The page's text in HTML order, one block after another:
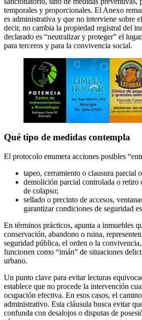
temporales y proporcionales. El Anexo
es administrativa y que no interviene sobre
decir, no cambia la propiedad registral del
declarado es “neutralizar y proteger” el
para terceros y para la convivencia social.
Qué tipo de medidas contempla
El protocolo enumera acciones posibles
tapeo, cerramiento o clausura parcial
demolición parcial controlada o retiro
de colapso;
sellado o precinto de accesos,
garantizar condiciones de seguridad
En términos prácticos, apunta a inmuebles
conservación, abandono o ruina,
seguridad pública, el orden o la
funcionen como “imán” de situaciones
urbano.
Un punto clave para evitar lecturas
establece que no procede la intervención
ocupación efectiva. En esos casos, el
administrativo. Esta cláusula busca evitar
confunda con desalojos o disputas de